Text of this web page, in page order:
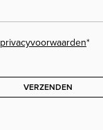
privacyvoorwaarden*
VERZENDEN